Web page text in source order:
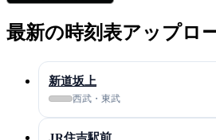
最新の時刻表アップロ
新道坂上
西武・東武